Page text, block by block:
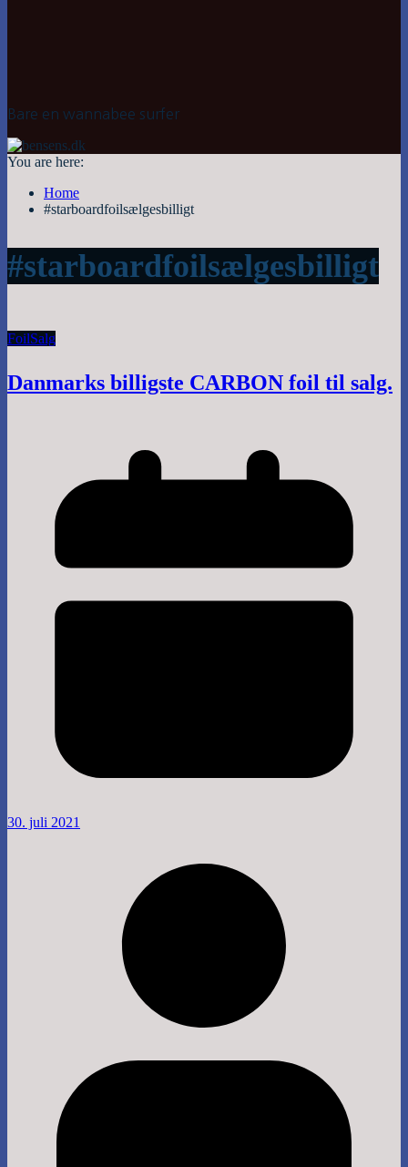
Bare en wannabee surfer
You are here:
Home
#starboardfoilsælgesbilligt
#starboardfoilsælgesbilligt
FoilSalg
Danmarks billigste CARBON foil til salg.
30. juli 2021